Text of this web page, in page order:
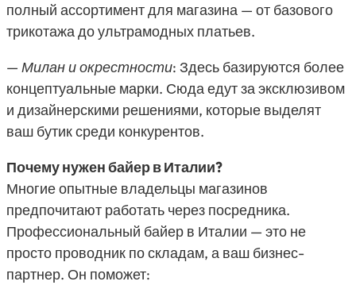
полный ассортимент для магазина — от базового
трикотажа до ультрамодных платьев.
— Милан и окрестности: Здесь базируются более
концептуальные марки. Сюда едут за эксклюзивом
и дизайнерскими решениями, которые выделят
ваш бутик среди конкурентов.
Почему нужен байер в Италии?
Многие опытные владельцы магазинов
предпочитают работать через посредника.
Профессиональный байер в Италии — это не
просто проводник по складам, а ваш бизнес-
партнер. Он поможет: